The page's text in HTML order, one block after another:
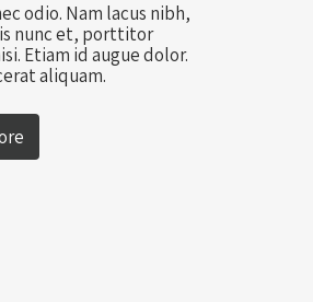
odio. Nam lacus nibh,
nunc et, porttitor
Etiam id augue dolor.
aliquam.